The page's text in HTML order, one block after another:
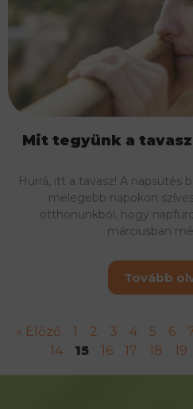
Mit tegyünk a
Hurrá, itt a tavasz! A napsütés
melegebb napokon
otthonunkból, hogy
márciusban
Tovább
« Előző 1 2 3 4 5 6
14
15 16 17 18 19